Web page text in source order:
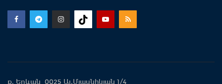
ք. Երևան 0025 Ալ.Մյասնիկյան 1/4